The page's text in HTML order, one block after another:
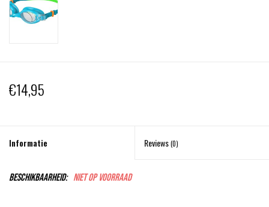
€14,95
Informatie Reviews(0)
Beschikbaarheid: Niet op voorraad